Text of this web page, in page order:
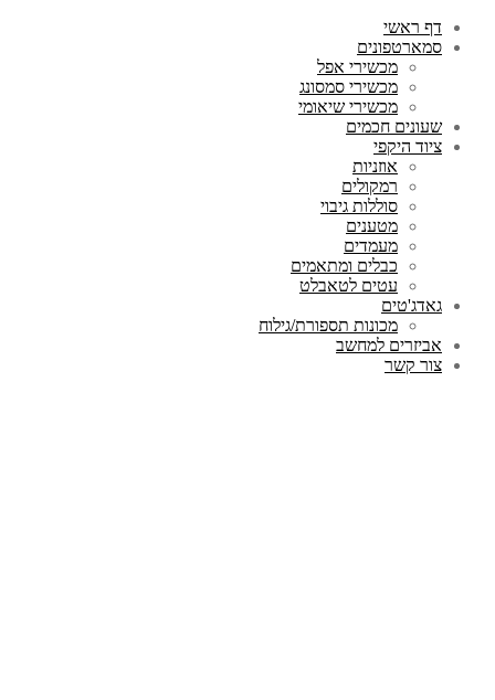
דף ראשי
סמארטפונים
מכשירי אפל
מכשירי סמסונג
מכשירי שיאומי
שעונים חכמים
ציוד היקפי
אוזניות
רמקולים
סוללות גיבוי
מטענים
מעמדים
כבלים ומתאמים
עטים לטאבלט
גאדג'טים
מכונות תספורת/גילוח
אביזרים למחשב
צור קשר